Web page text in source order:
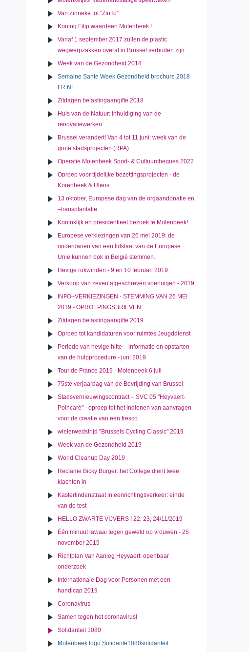
Van Zinneke tot “ZinTo”
Koning Filip waardeert Molenbeek !
Vanaf 1 september 2017 zullen de plastic
wegwerpzakken overal in Brussel verboden zijn.
Week van de Gezondheid 2018
Semaine Sante Week Gezondheid brochure 2018
FR NL
Zitdagen belastingaangifte 2018
Huis van de Natuur: inhuldiging van de
renovatiewerken
Brussel verandert! Van 4 tot 11 juni: week van de
grote stadsprojecten (RPA)
Operatie Molenbeek Sport- & Cultuurcheques 2022
Oproep voor tijdelijke bezettingsprojecten - de
Korenbeek & Ulens
13 oktober, Europese dag van de orgaandonatie en
–transplantatie
Koninklijk en presidentieel bezoek te Molenbeek!
Europese verkiezingen van 26 mei 2019: de
onderdanen van een lidstaat van de Europese
Unie kunnen ook in België stemmen.
Hevige rukwinden - 9 en 10 februari 2019
Verkoop van zeven afgeschreven voertuigen - 2019
INFO–VERKIEZINGEN - STEMMING VAN 26 MEI
2019 - OPROEPINGSBRIEVEN
Zitdagen belastingaangifte 2019
Oproep tot kandidaturen voor ruimtes Jeugddienst
Periode van hevige hitte – informatie en opstarten
van de hulpprocedure - juni 2019
Tour de France 2019 - Molenbeek 6 juli
75ste verjaardag van de Bevrijding van Brussel
Stadsvernieuwingscontract – SVC 05 "Heyvaert-
Poincaré" - oproep tot het indienen van aanvragen
voor de creatie van een fresco
wielerwedstrijd "Brussels Cycling Classic" 2019
Week van de Gezondheid 2019
World Cleanup Day 2019
Reclame Bicky Burger: het College dient twee
klachten in
Kasterlindenstraat in eenrichtingsverkeer: einde
van de test
HELLO ZWARTE VIJVERS ! 22, 23, 24/11/2019
Één minuut lawaai tegen geweld op vrouwen - 25
november 2019
Richtplan Van Aanleg Heyvaert: openbaar
onderzoek
Internationale Dag voor Personen met een
handicap 2019
Coronavirus
Samen tegen het coronavirus!
Solidariteit 1080
Molenbeek logo Solidarite1080solidariteit